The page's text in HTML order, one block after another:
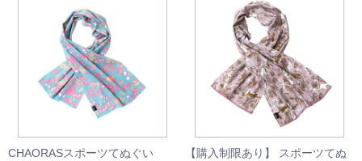
CHAORASスポーツてぬぐい
【購入制限あり】 スポーツてぬ